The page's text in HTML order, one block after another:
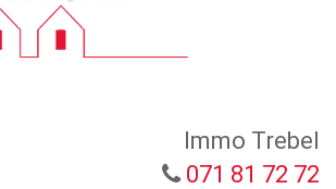
Immo Trebel
071 81 72 72